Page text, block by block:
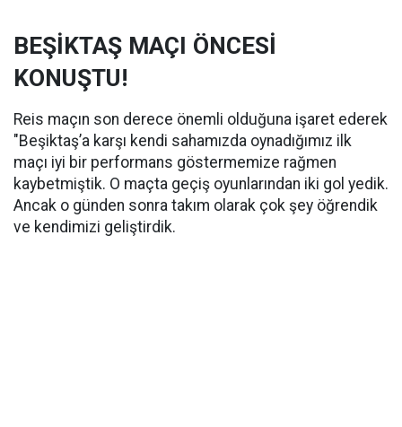
BEŞİKTAŞ MAÇI ÖNCESİ
KONUŞTU!
Reis maçın son derece önemli olduğuna işaret ederek
"Beşiktaş’a karşı kendi sahamızda oynadığımız ilk
maçı iyi bir performans göstermemize rağmen
kaybetmiştik. O maçta geçiş oyunlarından iki gol yedik.
Ancak o günden sonra takım olarak çok şey öğrendik
ve kendimizi geliştirdik.